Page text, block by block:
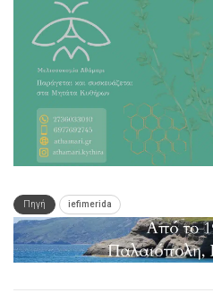
Πηγή iefimerida